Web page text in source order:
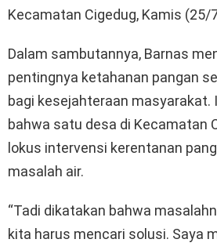
Kecamatan Cigedug, Kamis (25/
Dalam sambutannya, Barnas
pentingnya ketahanan pangan
bagi kesejahteraan masyarakat.
bahwa satu desa di Kecamatan
lokus intervensi kerentanan
masalah air.
“Tadi dikatakan bahwa
kita harus mencari solusi. Saya